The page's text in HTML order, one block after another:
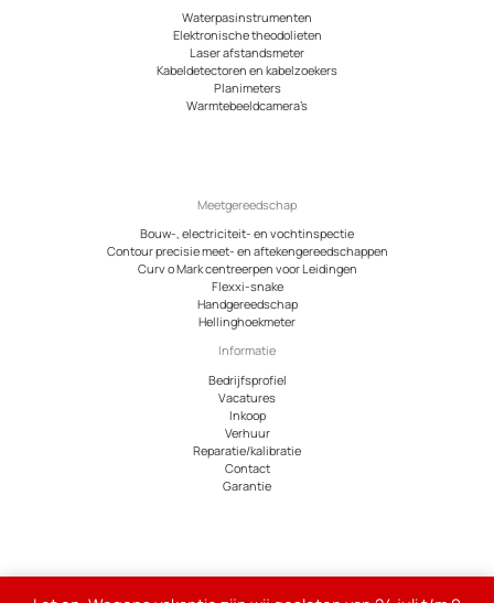
Waterpasinstrumenten
Elektronische theodolieten
Laser afstandsmeter
Kabeldetectoren en kabelzoekers
Planimeters
Warmtebeeldcamera’s
Meetgereedschap
Bouw-, electriciteit- en vochtinspectie
Contour precisie meet- en aftekengereedschappen
Curv o Mark centreerpen voor Leidingen
Flexxi-snake
Handgereedschap
Hellinghoekmeter
Informatie
Bedrijfsprofiel
Vacatures
Inkoop
Verhuur
Reparatie/kalibratie
Contact
Garantie